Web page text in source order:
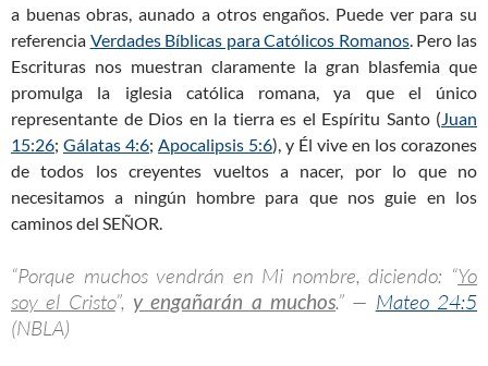
a buenas obras, aunado a otros engaños. Puede ver para su
referencia Verdades Bíblicas para Católicos Romanos. Pero las
Escrituras nos muestran claramente la gran blasfemia que
promulga la iglesia católica romana, ya que el único
representante de Dios en la tierra es el Espíritu Santo (Juan
15:26; Gálatas 4:6; Apocalipsis 5:6), y Él vive en los corazones
de todos los creyentes vueltos a nacer, por lo que no
necesitamos a ningún hombre para que nos guie en los
caminos del SEÑOR.
“Porque muchos vendrán en Mi nombre, diciendo: “Yo
soy el Cristo”, y engañarán a muchos.” — Mateo 24:5
(NBLA)